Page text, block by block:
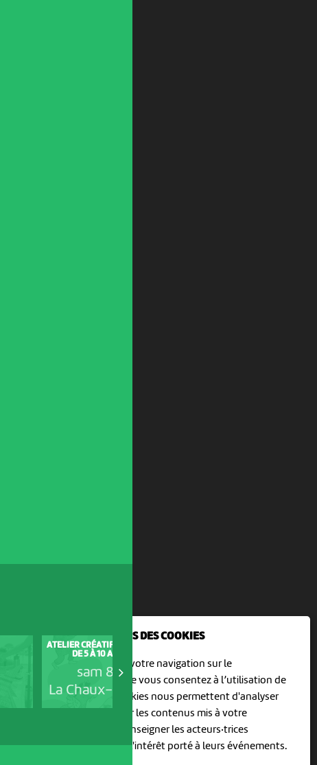
NOUS UTILISONS DES COOKIES
En poursuivant votre navigation sur le
culturoscoPe site vous consentez à l’utilisation de
cookies. Les cookies nous permettent d'analyser
le trafic, d’affiner les contenus mis à votre
disposition et renseigner les acteurs·trices
culturel·le·s sur l'intérêt porté à leurs événements.
ATELIER CRÉATIF POUR ENFANTS
DE 5 À 10 ANS : UNE...
sam 8 août
La Chaux-de-Fonds
sam 8 août
Neuchâtel